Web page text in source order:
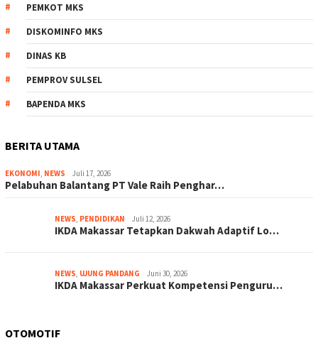
PEMKOT MKS
DISKOMINFO MKS
DINAS KB
PEMPROV SULSEL
BAPENDA MKS
BERITA UTAMA
EKONOMI, NEWS Juli 17, 2026
Pelabuhan Balantang PT Vale Raih Penghar…
NEWS, PENDIDIKAN Juli 12, 2026
IKDA Makassar Tetapkan Dakwah Adaptif Lo…
NEWS, UJUNG PANDANG Juni 30, 2026
IKDA Makassar Perkuat Kompetensi Penguru…
OTOMOTIF